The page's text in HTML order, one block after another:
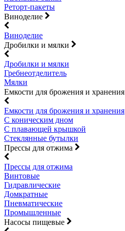
Реторт-пакеты
Виноделие
Виноделие
Дробилки и мялки
Дробилки и мялки
Гребнеотделитель
Мялки
Емкости для брожения и хранения
Емкости для брожения и хранения
С коническим дном
С плавающей крышкой
Стеклянные бутылки
Прессы для отжима
Прессы для отжима
Винтовые
Гидравлические
Домкратные
Пневматические
Промышленные
Насосы пищевые